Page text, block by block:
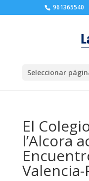
961365540
Seleccionar
El
l’Alcora
Valencia-